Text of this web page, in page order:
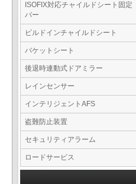
ISOFIX対応チャイルドシート固定
バー
ビルドインチャイルドシート
バケットシート
後退時連動式ドアミラー
レインセンサー
インテリジェントAFS
盗難防止装置
セキュリティアラーム
ロードサービス